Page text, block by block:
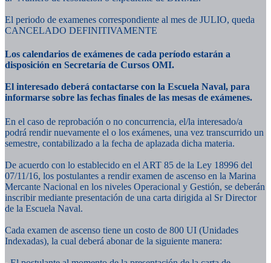
El periodo de examenes correspondiente al mes de JULIO, queda
CANCELADO DEFINITIVAMENTE
Los calendarios de exámenes de cada período estarán a
disposición en Secretaría de Cursos OMI.
El interesado deberá contactarse con la Escuela Naval, para
informarse sobre las fechas finales de las mesas de exámenes.
En el caso de reprobación o no concurrencia, el/la interesado/a
podrá rendir nuevamente el o los exámenes, una vez transcurrido un
semestre, contabilizado a la fecha de aplazada dicha materia.
De acuerdo con lo establecido en el ART 85 de la Ley 18996 del
07/11/16, los postulantes a rendir examen de ascenso en la Marina
Mercante Nacional en los niveles Operacional y Gestión, se deberán
inscribir mediante presentación de una carta dirigida al Sr Director
de la Escuela Naval.
Cada examen de ascenso tiene un costo de 800 UI (Unidades
Indexadas), la cual deberá abonar de la siguiente manera: